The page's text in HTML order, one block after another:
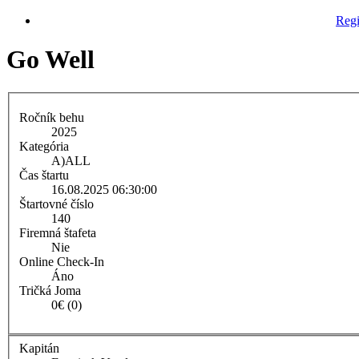
Go Well
Ročník behu
2025
Kategória
A)ALL
Čas štartu
16.08.2025 06:30:00
Štartovné číslo
140
Firemná štafeta
Nie
Online Check-In
Áno
Tričká Joma
0€ (0)
Kapitán